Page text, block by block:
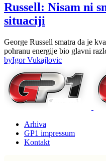
Russell: Nisam ni
situaciji
George Russell smatra da je
pohranu energije bio glavni
byIgor Vukajlovic
Arhiva
GP1 impressum
Kontakt